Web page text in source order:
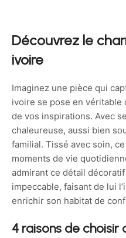
Découvrez le
ivoire
Imaginez une pièce qui
ivoire se pose en véritable
de vos inspirations. Avec
chaleureuse, aussi bien
familial. Tissé avec soin,
moments de vie
admirant ce détail
impeccable, faisant de lui
enrichir son habitat de
4 raisons de